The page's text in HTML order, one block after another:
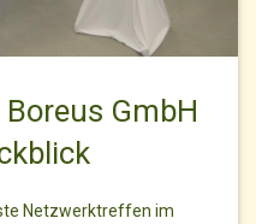
GmbH
Netzwerktreffen im